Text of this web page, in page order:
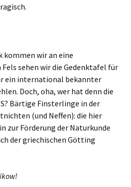
kommen wir an eine
sehen wir die Gedenktafel für
ein international bekannter
Doch, oha, wer hat denn die
Bärtige Finsterlinge in der
(und Neffen): die hier
zur Förderung der Naturkunde
der griechischen Götting